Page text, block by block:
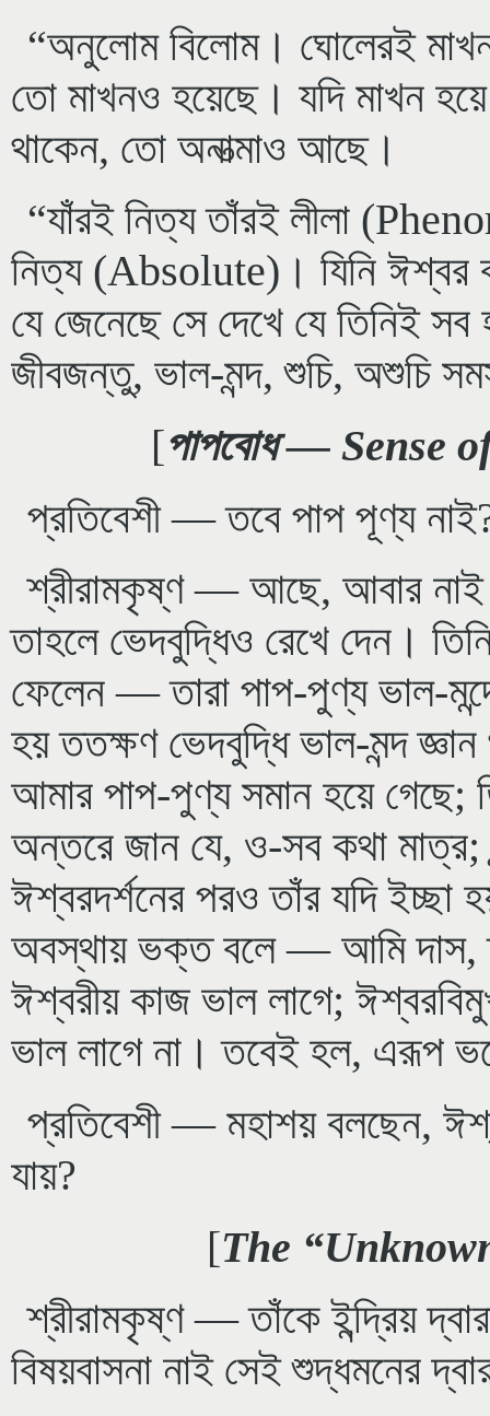
“অনুলোম বিলোম। ঘোলেরই
তো মাখনও হয়েছে। যদি মাখন
থাকেন, তো অনাত্মাও আছে।
“যাঁরই নিত্য তাঁরই লীলা (
নিত্য (Absolute)। যিনি ঈশ্বর
যে জেনেছে সে দেখে যে তিনিই
জীবজন্তু, ভাল-মন্দ, শুচি, অশুচি
[পাপবোধ — Sense
প্রতিবেশী — তবে পাপ পূণ্য
শ্রীরামকৃষ্ণ — আছে, আবার
তাহলে ভেদবুদ্ধিও রেখে দেন।
ফেলেন — তারা পাপ-পুণ্য ভাল-
হয় ততক্ষণ ভেদবুদ্ধি ভাল-মন্দ
আমার পাপ-পুণ্য সমান হয়ে গেছে;
অন্তরে জান যে, ও-সব কথা
ঈশ্বরদর্শনের পরও তাঁর যদি ইচ্ছা
অবস্থায় ভক্ত বলে — আমি দাস,
ঈশ্বরীয় কাজ ভাল লাগে;
ভাল লাগে না। তবেই হল, এরূপ
প্রতিবেশী — মহাশয় বলছেন,
যায়?
[The
শ্রীরামকৃষ্ণ — তাঁকে ইন্দ্রিয়
বিষয়বাসনা নাই সেই শুদ্ধমনের